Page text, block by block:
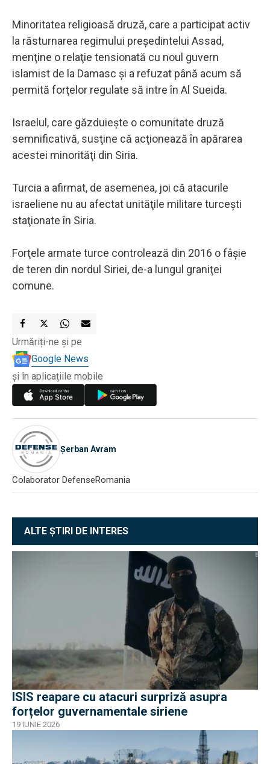
Minoritatea religioasă druză, care a participat activ
la răsturnarea regimului preşedintelui Assad,
menţine o relaţie tensionată cu noul guvern
islamist de la Damasc şi a refuzat până acum să
permită forţelor regulate să intre în Al Sueida.
Israelul, care găzduieşte o comunitate druză
semnificativă, susţine că acţionează în apărarea
acestei minorităţi din Siria.
Turcia a afirmat, de asemenea, joi că atacurile
israeliene nu au afectat unităţile militare turceşti
staţionate în Siria.
Forţele armate turce controlează din 2016 o fâşie
de teren din nordul Siriei, de-a lungul graniţei
comune.
Urmăriți-ne și pe
Google News
și în aplicațiile mobile
Șerban Avram
Colaborator DefenseRomania
ALTE ȘTIRI DE INTERES
ISIS reapare cu atacuri surpriză asupra
forțelor guvernamentale siriene
19 IUNIE 2026